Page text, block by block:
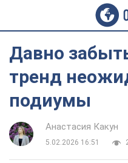
Давно
тренд
подиумы
Анастасия Какун
5.02.2026 16:51